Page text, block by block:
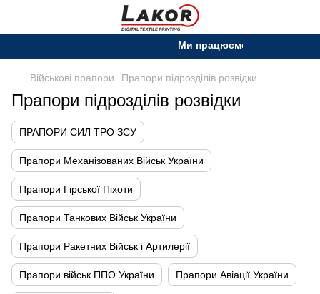
Ми працюємо. Все буде
Військові прапори Прапори підрозділів розвідки
Прапори підрозділів розвідки
ПРАПОРИ СИЛ ТРО ЗСУ
Прапори Механізованих Військ України
Прапори Гірської Піхоти
Прапори Танкових Військ України
Прапори Ракетних Військ і Артилерії
Прапори військ ППО України Прапори Авіації України